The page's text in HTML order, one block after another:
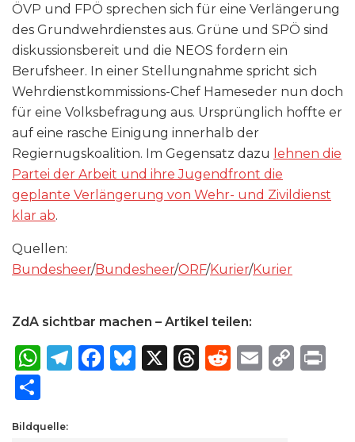
ÖVP und FPÖ sprechen sich für eine Verlängerung
des Grundwehrdienstes aus. Grüne und SPÖ sind
diskussionsbereit und die NEOS fordern ein
Berufsheer. In einer Stellungnahme spricht sich
Wehrdienstkommissions-Chef Hameseder nun doch
für eine Volksbefragung aus. Ursprünglich hoffte er
auf eine rasche Einigung innerhalb der
Regiernugskoalition. Im Gegensatz dazu lehnen die
Partei der Arbeit und ihre Jugendfront die
geplante Verlängerung von Wehr- und Zivildienst
klar ab.
Quellen:
Bundesheer/Bundesheer/ORF/Kurier/Kurier
ZdA sichtbar machen – Artikel teilen:
W
ts
T
F
B X
T
R
E
C
Bildquelle: